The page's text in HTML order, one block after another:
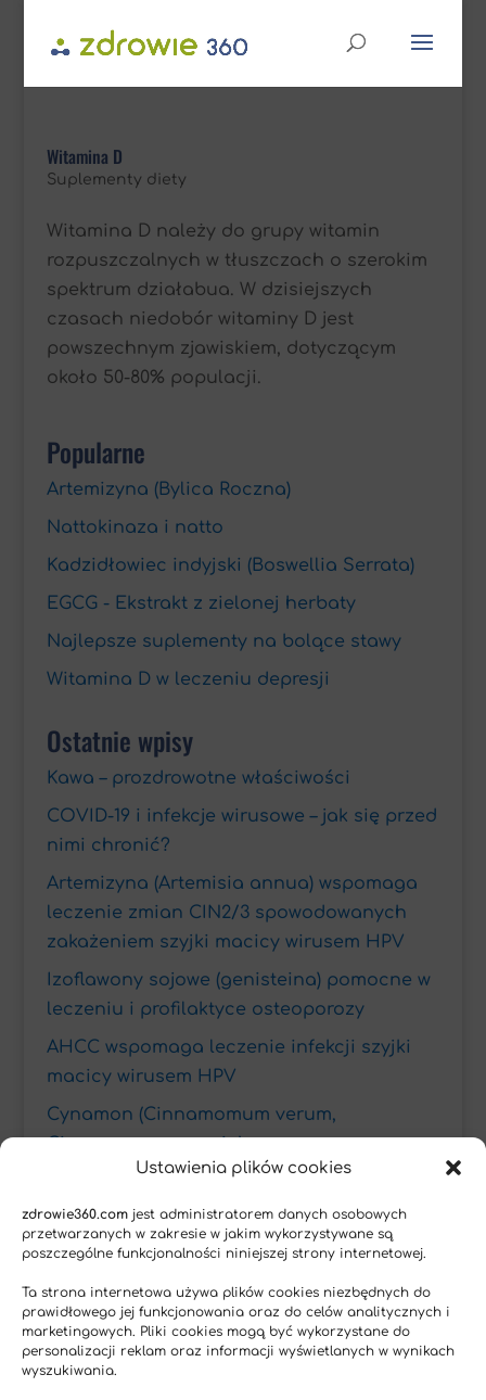
Ustawienia plików cookies
zdrowie360.com jest administratorem danych osobowych
przetwarzanych w zakresie w jakim wykorzystywane są
poszczególne funkcjonalności niniejszej strony internetowej.
Ta strona internetowa używa plików cookies niezbędnych do
prawidłowego jej funkcjonowania oraz do celów analitycznych i
marketingowych. Pliki cookies mogą być wykorzystane do
personalizacji reklam oraz informacji wyświetlanych w wynikach
wyszukiwania.
Witamina D
Suplementy diety
Witamina D należy do grupy witamin
rozpuszczalnych w tłuszczach o szerokim
spektrum działabua. W dzisiejszych
czasach niedobór witaminy D jest
powszechnym zjawiskiem, dotyczącym
około 50-80% populacji.
Popularne
Artemizyna (Bylica Roczna)
Nattokinaza i natto
Kadzidłowiec indyjski (Boswellia Serrata)
EGCG - Ekstrakt z zielonej herbaty
Najlepsze suplementy na bolące stawy
Witamina D w leczeniu depresji
Ostatnie wpisy
Kawa – prozdrowotne właściwości
COVID-19 i infekcje wirusowe – jak się przed
nimi chronić?
Artemizyna (Artemisia annua) wspomaga
leczenie zmian CIN2/3 spowodowanych
zakażeniem szyjki macicy wirusem HPV
Izoflawony sojowe (genisteina) pomocne w
leczeniu i profilaktyce osteoporozy
AHCC wspomaga leczenie infekcji szyjki
macicy wirusem HPV
Cynamon (Cinnamomum verum,
Cinnamomum cassia)
Tagi
Alergie i astma Antyoksydacyjne
Choroby krwi
Choroby neurodegeneracyjne Choroby serca
choroby tarczycy Ciąża Cukrzyca Depresja